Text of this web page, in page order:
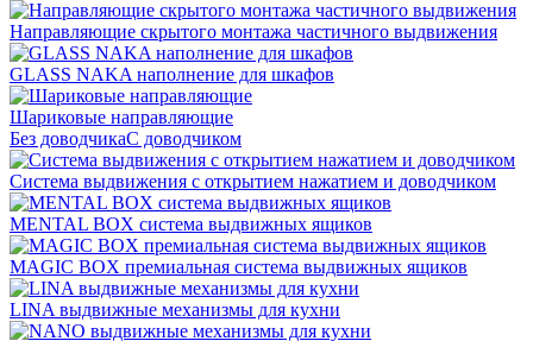
Направляющие скрытого монтажа частичного выдвижения
GLASS NAKA наполнение для шкафов
Шариковые направляющие
Без доводчикаС доводчиком
Система выдвижения с открытием нажатием и доводчиком
MENTAL BOX система выдвижных ящиков
MAGIC BOX премиальная система выдвижных ящиков
LINA выдвижные механизмы для кухни